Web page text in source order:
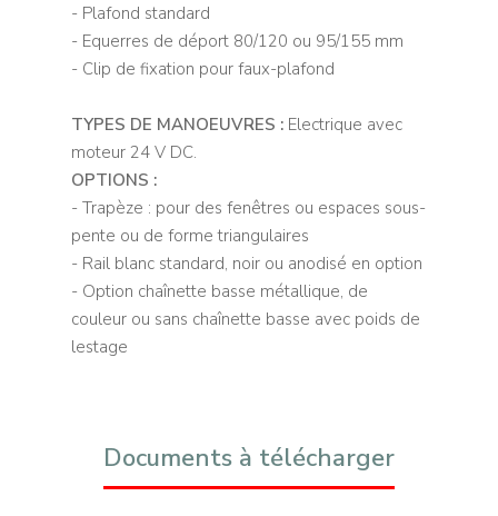
- Plafond standard
- Equerres de déport 80/120 ou 95/155 mm
- Clip de fixation pour faux-plafond
TYPES DE MANOEUVRES : Electrique avec
moteur 24 V DC.
OPTIONS :
- Trapèze : pour des fenêtres ou espaces sous-
pente ou de forme triangulaires
- Rail blanc standard, noir ou anodisé en option
- Option chaînette basse métallique, de
couleur ou sans chaînette basse avec poids de
lestage
Documents à télécharger